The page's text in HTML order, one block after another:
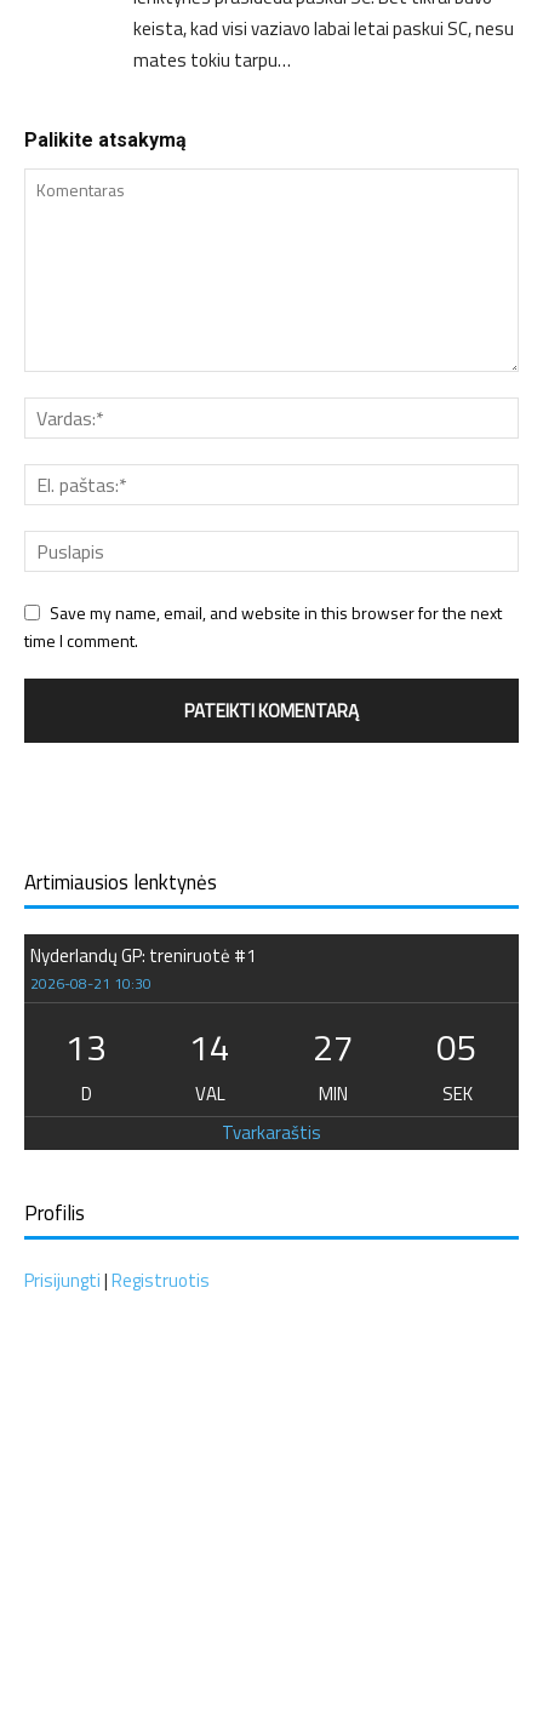
keista, kad visi vaziavo labai letai paskui SC, nesu
mates tokiu tarpu…
Palikite atsakymą
Save my name, email, and website in this browser for the next
time I comment.
Artimiausios lenktynės
Nyderlandų GP: treniruotė #1
2026-08-21 10:30
13
D
14
VAL
27
MIN
04
SEK
Tvarkaraštis
Profilis
Prisijungti|Registruotis